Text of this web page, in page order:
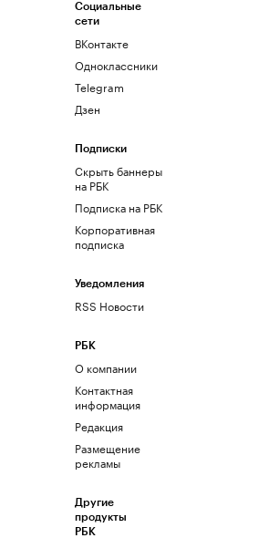
Социальные
сети
ВКонтакте
Одноклассники
Telegram
Дзен
Подписки
Скрыть баннеры
на РБК
Подписка на РБК
Корпоративная
подписка
Уведомления
RSS Новости
РБК
О компании
Контактная
информация
Редакция
Размещение
рекламы
Другие
продукты
РБК